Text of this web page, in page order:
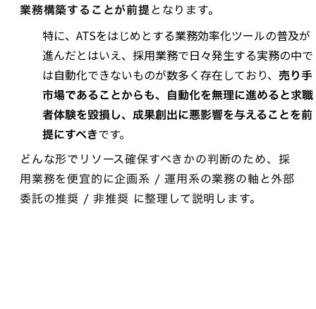
業務構築することが前提となります。
特に、ATSをはじめとする業務効率化ツールの普及が
進んだとはいえ、採用業務で日々発生する実務の中で
は自動化できないものが数多く存在しており、 売り手
市場であることからも、自動化を無理に進めると求職
者体験を毀損し、成果創出に悪影響を与えることを前
提にすべきです。
どんな形でリソース確保すべきかの判断のため、採
用業務を便宜的に企画系 / 運用系の業務の軸と外部
委託の推奨 / 非推奨 に整理して説明します。